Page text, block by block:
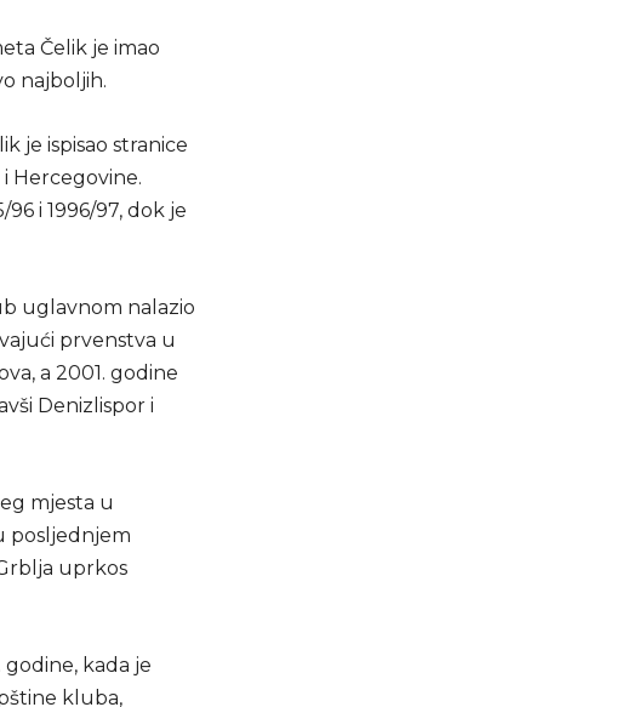
Čelik je imao
najboljih.
je ispisao stranice
Hercegovine.
i 1996/97, dok je
uglavnom nalazio
prvenstva u
a 2001. godine
Denizlispor i
mjesta u
posljednjem
uprkos
kada je
kluba,